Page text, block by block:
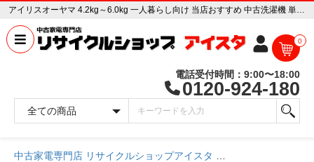
アイリスオーヤマ 4.2kg～6.0kg 一人暮らし向け 当店おすすめ 中古洗濯機 単品【送料無料】【埼玉県限定 自社配送】【3年保証】 中古家電販売専門店 リサイクルショップ アイスタ
0
電話受付時間：9:00〜18:00
0120-924-180
中古家電専門店 リサイクルショップアイスタ